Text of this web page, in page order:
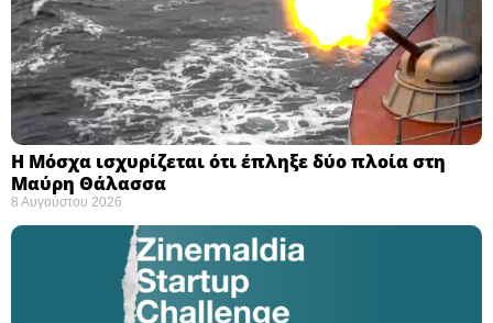
Η Μόσχα ισχυρίζεται ότι έπληξε δύο πλοία στη
Μαύρη Θάλασσα ​
8 Αυγούστου 2026